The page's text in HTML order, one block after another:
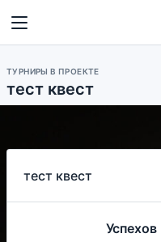
ТУРНИРЫ В ПРОЕКТЕ
тест квест
тест квест
Успехов